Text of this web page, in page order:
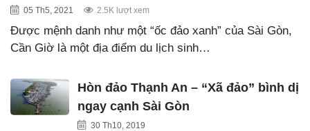
05 Th5, 2021 2.5K lượt xem
Được mệnh danh như một “ốc đảo xanh” của Sài Gòn,
Cần Giờ là một địa điểm du lịch sinh…
Hòn đảo Thạnh An – “Xã đảo” bình dị
ngay cạnh Sài Gòn
30 Th10, 2019